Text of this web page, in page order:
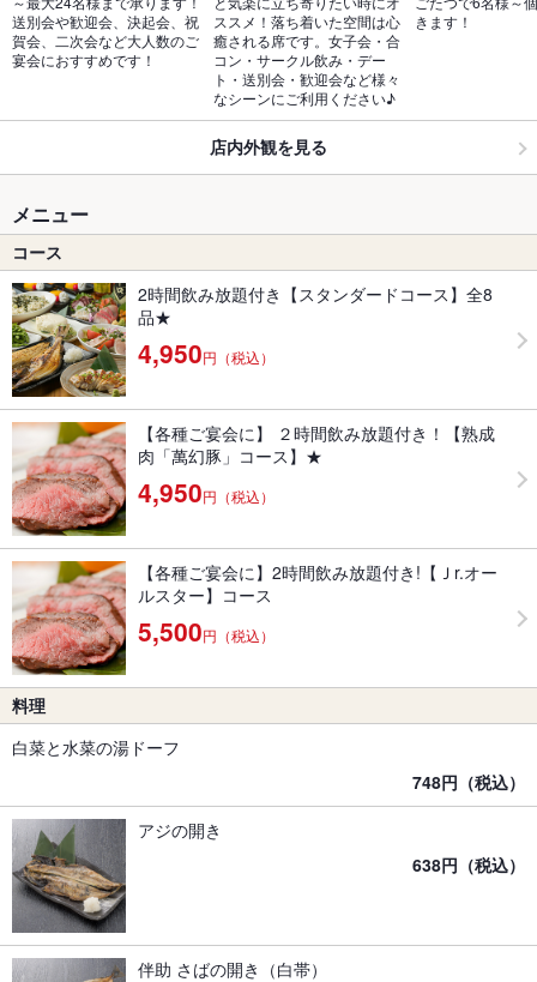
送別会や歓迎会、決起会、祝
賀会、二次会など大人数のご
宴会におすすめです！
ススメ！落ち着いた空間は心
癒される席です。女子会・合
コン・サークル飲み・デー
ト・送別会・歓迎会など様々
なシーンにご利用ください♪
きます！
店内外観を見る
メニュー
コース
2時間飲み放題付き【スタンダードコース】全8
品★
4,950円（税込）
【各種ご宴会に】 ２時間飲み放題付き！【熟成
肉「萬幻豚」コース】★
4,950円（税込）
【各種ご宴会に】2時間飲み放題付き!【Ｊr.オー
ルスター】コース
5,500円（税込）
料理
白菜と水菜の湯ドーフ
748円（税込）
アジの開き
638円（税込）
伴助 さばの開き（白帯）